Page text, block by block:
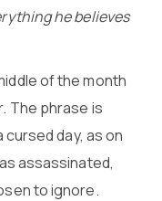
he believes
of the month
The phrase is
day, as on
assassinated,
to ignore.